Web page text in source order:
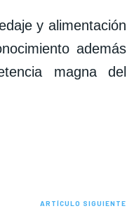
y alimentación
además
magna del
ARTÍCULO SIGUIENTE